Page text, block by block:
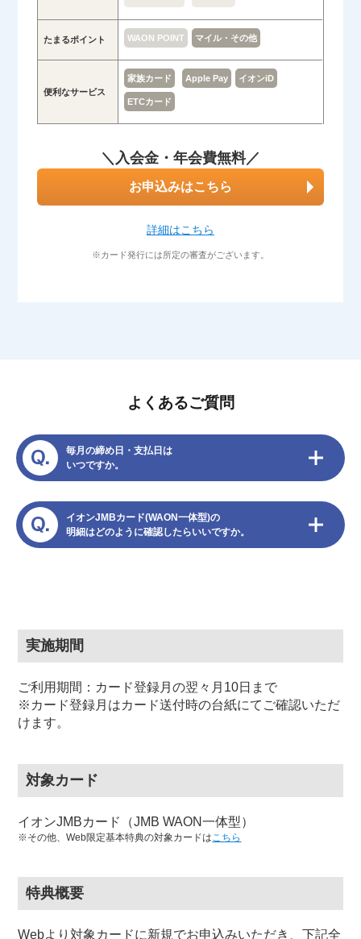
たまるポイント WAON POINT マイル・その他
便利なサービス
家族カード Apple Pay イオンiD
ETCカード
＼入会金・年会費無料／
お申込みはこちら
詳細はこちら
※カード発行には所定の審査がございます。
よくあるご質問
毎月の締め日・支払日は
いつですか。
イオンJMBカード(WAON一体型)の
明細はどのように確認したらいいですか。
実施期間
ご利用期間：カード登録月の翌々月10日まで
※カード登録月はカード送付時の台紙にてご確認いただ
けます。
対象カード
イオンJMBカード（JMB WAON一体型）
※その他、Web限定基本特典の対象カードはこちら
特典概要
Webより対象カードに新規でお申込みいただき、下記全